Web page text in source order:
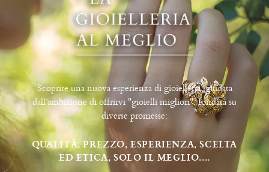
Scoprite una nuova esperienza di gioielleria, guidata
dall’ambizione di offrirvi "gioielli migliori", fondata su
diverse promesse:
QUALITÀ, PREZZO, ESPERIENZA, SCELTA
ED ETICA, SOLO IL MEGLIO....